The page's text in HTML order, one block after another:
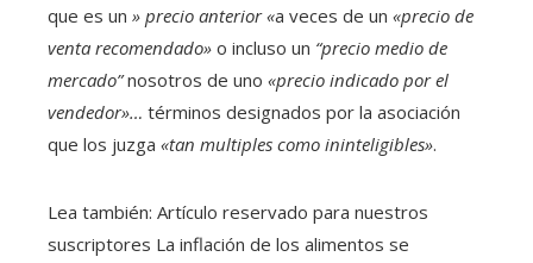
que es un » precio anterior «a veces de un «precio de
venta recomendado» o incluso un “precio medio de
mercado”nosotros de uno «precio indicado por el
vendedor»… términos designados por la asociación
que los juzga «tan multiples como ininteligibles».
Lea también: Artículo reservado para nuestros
suscriptores La inflación de los alimentos se